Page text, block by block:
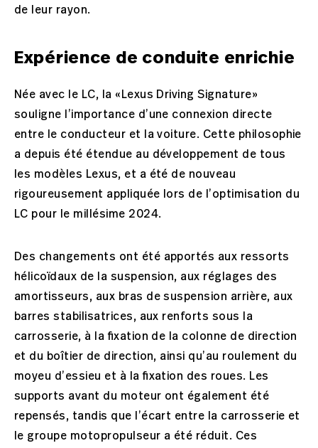
de leur rayon.
Expérience de conduite enrichie
Née avec le LC, la «Lexus Driving Signature»
souligne l’importance d’une connexion directe
entre le conducteur et la voiture. Cette philosophie
a depuis été étendue au développement de tous
les modèles Lexus, et a été de nouveau
rigoureusement appliquée lors de l’optimisation du
LC pour le millésime 2024.
Des changements ont été apportés aux ressorts
hélicoïdaux de la suspension, aux réglages des
amortisseurs, aux bras de suspension arrière, aux
barres stabilisatrices, aux renforts sous la
carrosserie, à la fixation de la colonne de direction
et du boîtier de direction, ainsi qu’au roulement du
moyeu d’essieu et à la fixation des roues. Les
supports avant du moteur ont également été
repensés, tandis que l’écart entre la carrosserie et
le groupe motopropulseur a été réduit. Ces